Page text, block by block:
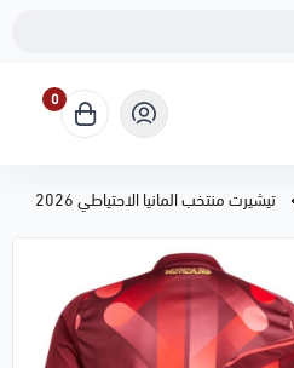
0
تيشيرت منتخب المانيا الاحتياطي 2026